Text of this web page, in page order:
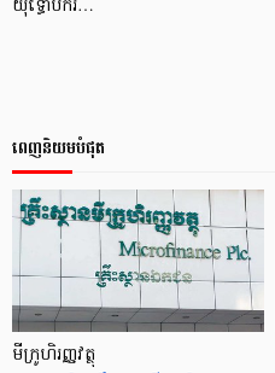
យុទ្ធោបករ…
ពេញនិយមបំផុត
មីក្រូ​ហិរញ្ញវត្ថុ